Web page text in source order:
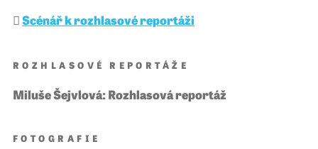
Scénář k rozhlasové reportáži
ROZHLASOVÉ REPORTÁŽE
Miluše Šejvlová: Rozhlasová reportáž
FOTOGRAFIE